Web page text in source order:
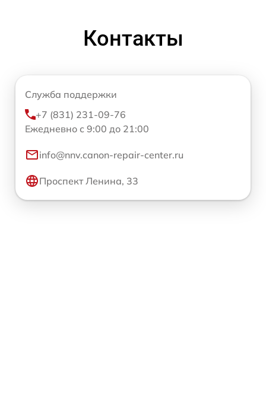
Контакты
Служба поддержки
+7 (831) 231-09-76
Ежедневно с 9:00 до 21:00
info@nnv.canon-repair-center.ru
Проспект Ленина, 33